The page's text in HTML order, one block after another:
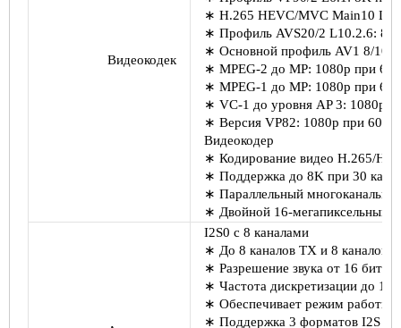
Видеокодек
∗ H.265 HEVC/MVC Main10
∗ Профиль AVS20/2 L10.2.6: 8K
∗ Основной профиль AV1 8/10
∗ MPEG-2 до MP: 1080p при 60
∗ MPEG-1 до MP: 1080p при 60
∗ VC-1 до уровня AP 3: 1080p
∗ Версия VP82: 1080p при 60
Видеокодер
∗ Кодирование видео H.265/
∗ Поддержка до 8K при 30
∗ Параллельный
∗ Двойной 16-мегапиксельный
I2S0 с 8 каналами
∗ До 8 каналов TX и 8 каналов
∗ Разрешение звука от 16 бит
∗ Частота дискретизации до
∗ Обеспечивает режим работы
∗ Поддержка 3 форматов I2S